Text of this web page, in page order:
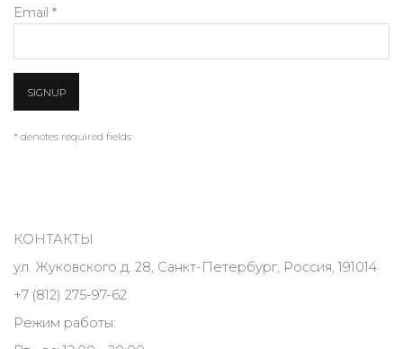
Email *
SIGNUP
* denotes required fields
КОНТАКТЫ
ул. Жуковского д. 28, Санкт-Петербург, Россия, 191014
+7 (812) 275-97-62
Режим работы: